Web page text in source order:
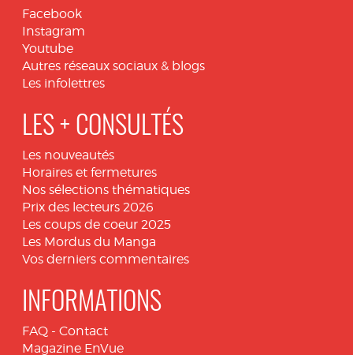
Facebook
Instagram
Youtube
Autres réseaux sociaux & blogs
Les infolettres
LES + CONSULTÉS
Les nouveautés
Horaires et fermetures
Nos sélections thématiques
Prix des lecteurs 2026
Les coups de coeur 2025
Les Mordus du Manga
Vos derniers commentaires
INFORMATIONS
FAQ - Contact
Magazine EnVue